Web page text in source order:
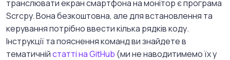
транслювати екран смартфона на монітор є програма
Scrcpy. Вона безкоштовна, але для встановлення та
керування потрібно ввести кілька рядків коду.
Інструкції та пояснення команд ви знайдете в
тематичнійстатті на GitHub (ми не наводитимемо їх у